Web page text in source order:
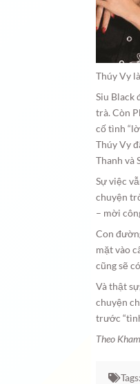
Thúy Vy
Siu Black
trà. Còn
cố tình
Thúy Vy
Thanh và
Sự việc
chuyện
– mời
Con
mặt vào
cũng sẽ
Và thật
chuyện
trước
Theo
Tags: